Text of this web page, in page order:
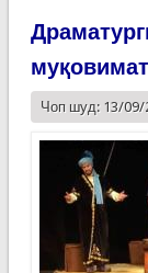
Чоп шуд: 13/09/